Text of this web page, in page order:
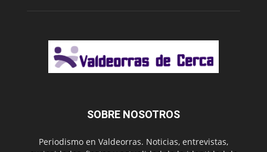
SOBRE NOSOTROS
Periodismo en Valdeorras. Noticias, entrevistas,